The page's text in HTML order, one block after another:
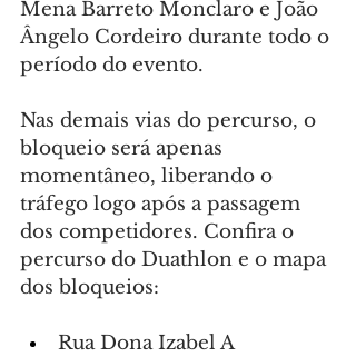
Mena Barreto Monclaro e João
Ângelo Cordeiro durante todo o
período do evento.
Nas demais vias do percurso, o
bloqueio será apenas
momentâneo, liberando o
tráfego logo após a passagem
dos competidores. Confira o
percurso do Duathlon e o mapa
dos bloqueios:
Rua Dona Izabel A